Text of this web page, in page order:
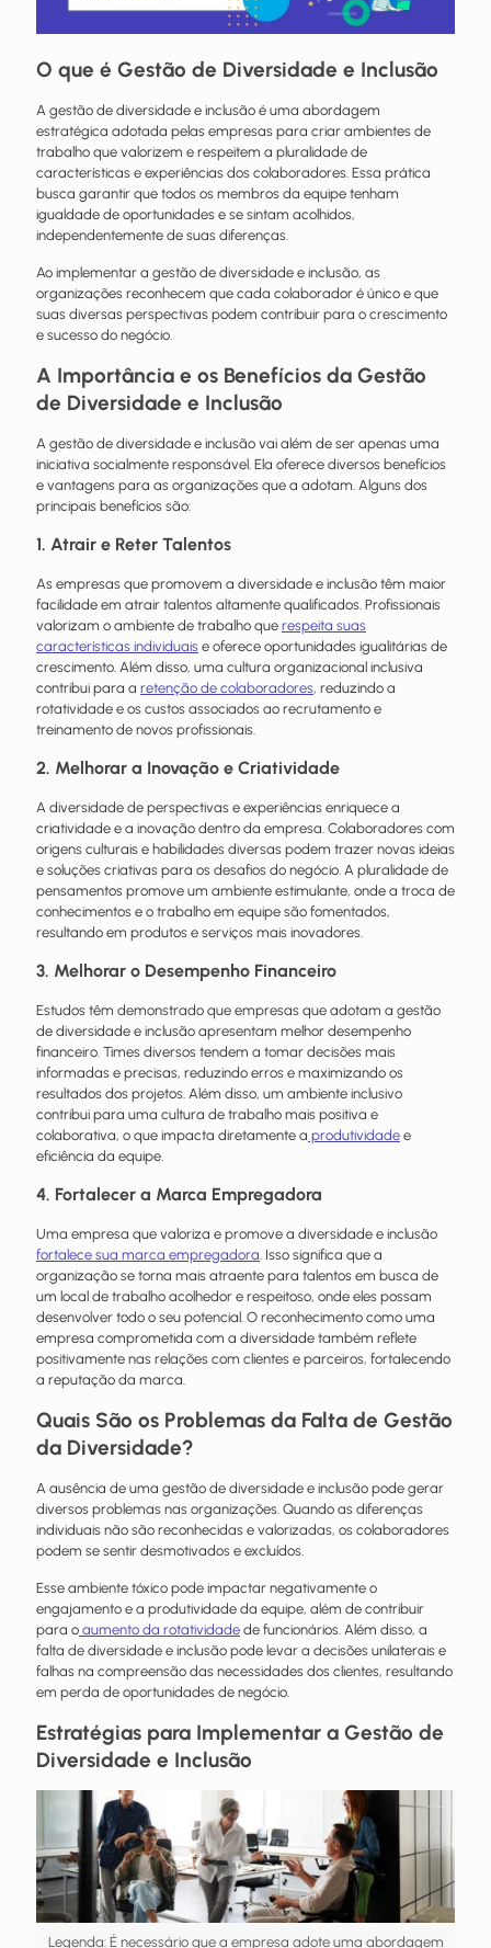
O que é Gestão de Diversidade e Inclusão
A gestão de diversidade e inclusão é uma abordagem
estratégica adotada pelas empresas para criar ambientes de
trabalho que valorizem e respeitem a pluralidade de
características e experiências dos colaboradores. Essa prática
busca garantir que todos os membros da equipe tenham
igualdade de oportunidades e se sintam acolhidos,
independentemente de suas diferenças.
Ao implementar a gestão de diversidade e inclusão, as
organizações reconhecem que cada colaborador é único e que
suas diversas perspectivas podem contribuir para o crescimento
e sucesso do negócio.
A Importância e os Benefícios da Gestão
de Diversidade e Inclusão
A gestão de diversidade e inclusão vai além de ser apenas uma
iniciativa socialmente responsável. Ela oferece diversos benefícios
e vantagens para as organizações que a adotam. Alguns dos
principais benefícios são:
1. Atrair e Reter Talentos
As empresas que promovem a diversidade e inclusão têm maior
facilidade em atrair talentos altamente qualificados. Profissionais
valorizam o ambiente de trabalho que respeita suas
características individuais e oferece oportunidades igualitárias de
crescimento. Além disso, uma cultura organizacional inclusiva
contribui para a retenção de colaboradores, reduzindo a
rotatividade e os custos associados ao recrutamento e
treinamento de novos profissionais.
2. Melhorar a Inovação e Criatividade
A diversidade de perspectivas e experiências enriquece a
criatividade e a inovação dentro da empresa. Colaboradores com
origens culturais e habilidades diversas podem trazer novas ideias
e soluções criativas para os desafios do negócio. A pluralidade de
pensamentos promove um ambiente estimulante, onde a troca de
conhecimentos e o trabalho em equipe são fomentados,
resultando em produtos e serviços mais inovadores.
3. Melhorar o Desempenho Financeiro
Estudos têm demonstrado que empresas que adotam a gestão
de diversidade e inclusão apresentam melhor desempenho
financeiro. Times diversos tendem a tomar decisões mais
informadas e precisas, reduzindo erros e maximizando os
resultados dos projetos. Além disso, um ambiente inclusivo
contribui para uma cultura de trabalho mais positiva e
colaborativa, o que impacta diretamente a produtividade e
eficiência da equipe.
4. Fortalecer a Marca Empregadora
Uma empresa que valoriza e promove a diversidade e inclusão
fortalece sua marca empregadora. Isso significa que a
organização se torna mais atraente para talentos em busca de
um local de trabalho acolhedor e respeitoso, onde eles possam
desenvolver todo o seu potencial. O reconhecimento como uma
empresa comprometida com a diversidade também reflete
positivamente nas relações com clientes e parceiros, fortalecendo
a reputação da marca.
Quais São os Problemas da Falta de Gestão
da Diversidade?
A ausência de uma gestão de diversidade e inclusão pode gerar
diversos problemas nas organizações. Quando as diferenças
individuais não são reconhecidas e valorizadas, os colaboradores
podem se sentir desmotivados e excluídos.
Esse ambiente tóxico pode impactar negativamente o
engajamento e a produtividade da equipe, além de contribuir
para o aumento da rotatividade de funcionários. Além disso, a
falta de diversidade e inclusão pode levar a decisões unilaterais e
falhas na compreensão das necessidades dos clientes, resultando
em perda de oportunidades de negócio.
Estratégias para Implementar a Gestão de
Diversidade e Inclusão
Legenda: É necessário que a empresa adote uma abordagem